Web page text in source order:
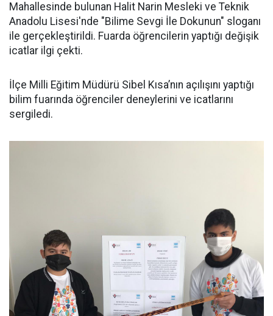
Mahallesinde bulunan Halit Narin Mesleki ve Teknik
Anadolu Lisesi'nde "Bilime Sevgi İle Dokunun" sloganı
ile gerçekleştirildi. Fuarda öğrencilerin yaptığı değişik
icatlar ilgi çekti.
İlçe Milli Eğitim Müdürü Sibel Kısa’nın açılışını yaptığı
bilim fuarında öğrenciler deneylerini ve icatlarını
sergiledi.